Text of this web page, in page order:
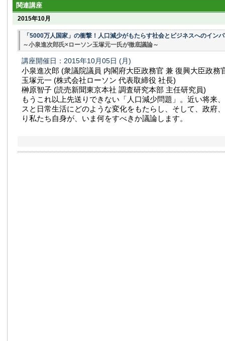
関連講座
2015年10月
「5000万人国家」の衝撃！人口減少がもたらす社会とビジネスへのイン
～小泉進次郎氏×ローソン玉塚元一氏が徹底議論～
講座開催日：2015年10月05日 (月)
小泉進次郎 (衆議院議員 内閣府大臣政務官 兼 復興大臣政務
玉塚元一 (株式会社ローソン 代表取締役 社長)
榊原智子 (読売新聞東京本社 調査研究本部 主任研究員)
もうこれ以上先送りできない「人口減少問題」。近い将来
スと日常生活にどのような変化をもたらし、そして、政府
り私たち自身が、いま何をすべきか議論します。